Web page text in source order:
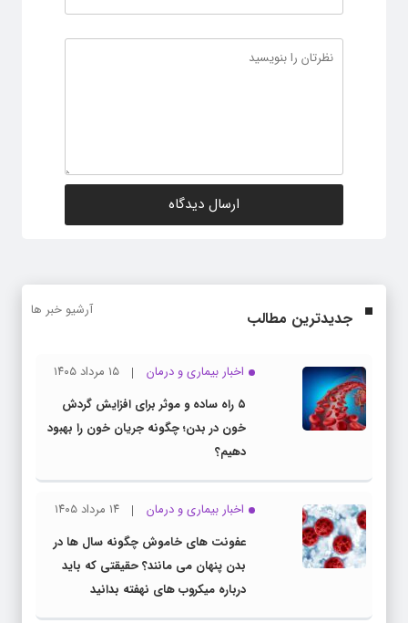
جدیدترین مطالب آرشیو خبر ها
اخبار بیماری و درمان
۱۵ مرداد ۱۴۰۵
۵ راه ساده و موثر برای افزایش گردش
خون در بدن؛ چگونه جریان خون را بهبود
دهیم؟
اخبار بیماری و درمان
۱۴ مرداد ۱۴۰۵
عفونت های خاموش چگونه سال ها در
بدن پنهان می مانند؟ حقیقتی که باید
درباره میکروب های نهفته بدانید